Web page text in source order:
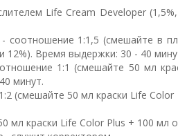
Life Cream Developer
- соотношение 1:1,5 (смешайте в
12%). Время выдержки: 30 - 40
1:1 (смешайте 50 мл
минут.
(смешайте 50 мл краски Life
мл краски Life Color Plus + 100 мл